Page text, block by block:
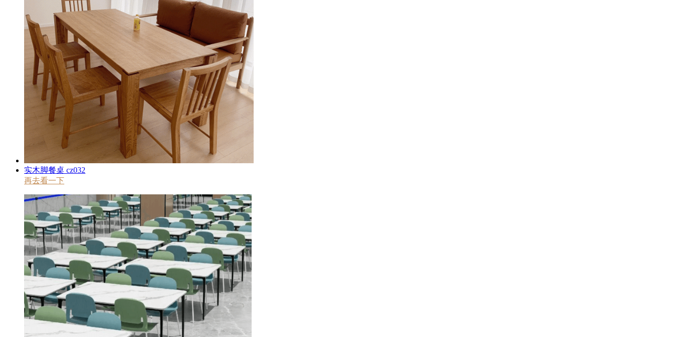
实木脚餐桌 cz032
再去看一下